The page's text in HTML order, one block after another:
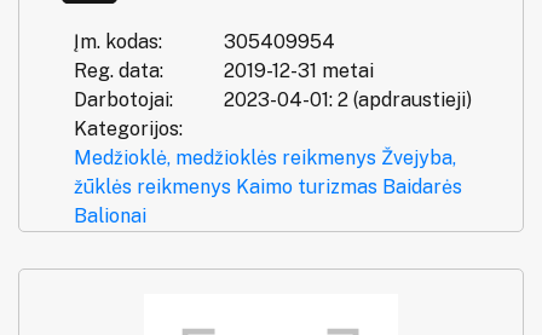
Įm. kodas:
305409954
Reg. data:
2019-12-31 metai
Darbotojai:
2023-04-01: 2 (apdraustieji)
Kategorijos:
Medžioklė, medžioklės reikmenys Žvejyba,
žūklės reikmenys Kaimo turizmas Baidarės
Balionai